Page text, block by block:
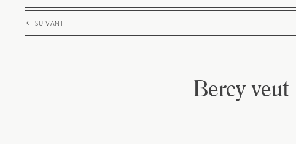
SUIVANT
Bercy